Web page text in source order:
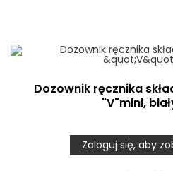
Dozownik ręcznika
"V"mini,
Zaloguj się, aby